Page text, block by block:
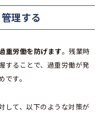
理する
重労働を防げます。残業時
することで、過重労働が発
す。
して、以下のような対策が